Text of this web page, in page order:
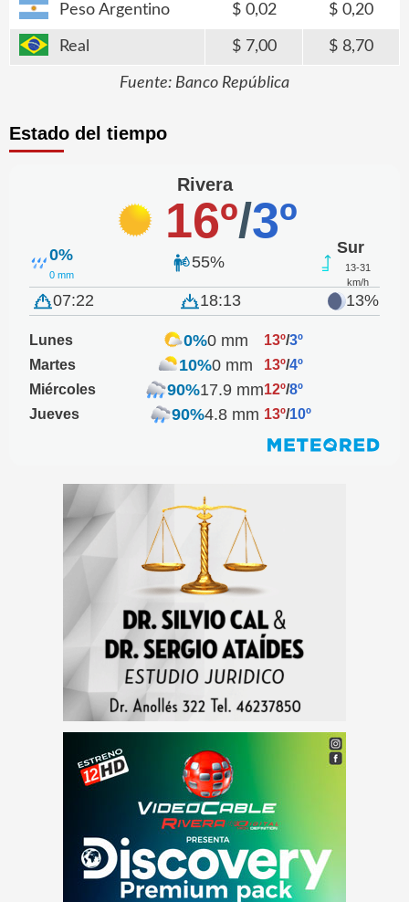
Peso Argentino 0,02 0,20
Real 7,00 8,70
Fuente: Banco República
Estado del tiempo
Rivera
16º/3º
0%
0 mm
55%
Sur
13-31
km/h
07:22 18:13 13%
Lunes 0%0 mm 13º/3º
Martes
10%0 mm 13º/4º
Miércoles
90%17.9 mm12º/8º
Jueves
90%4.8 mm 13º/10º